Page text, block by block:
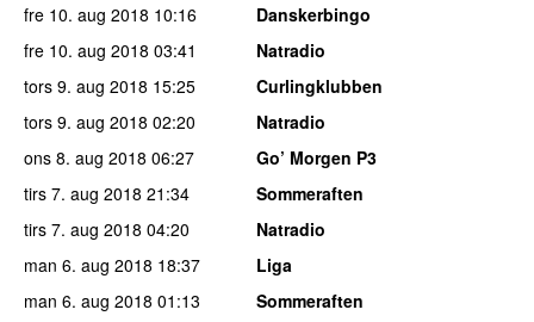
fre 10. aug 2018 10:16
Danskerbingo
fre 10. aug 2018 03:41
Natradio
tors 9. aug 2018 15:25
Curlingklubben
tors 9. aug 2018 02:20
Natradio
ons 8. aug 2018 06:27
Go’ Morgen P3
tirs 7. aug 2018 21:34
Sommeraften
tirs 7. aug 2018 04:20
Natradio
man 6. aug 2018 18:37
Liga
man 6. aug 2018 01:13
Sommeraften